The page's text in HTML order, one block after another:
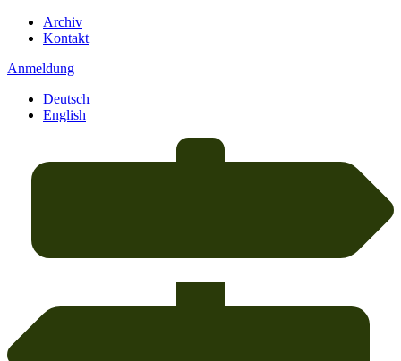
Archiv
Kontakt
Anmeldung
Deutsch
English